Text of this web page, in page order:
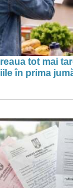
tot mai
în prima